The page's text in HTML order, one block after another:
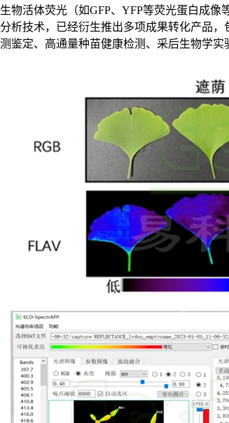
生物活体荧光（如GFP、YFP等荧光蛋白成
分析技术，已经衍生推出多项成果转化产品
测鉴定、高通量种苗健康检测、采后生物学